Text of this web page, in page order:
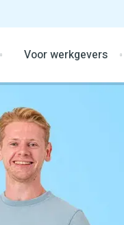
Voor werkgevers